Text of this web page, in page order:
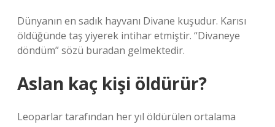
Dünyanın en sadık hayvanı Divane kuşudur. Karısı
öldüğünde taş yiyerek intihar etmiştir. “Divaneye
döndüm” sözü buradan gelmektedir.
Aslan kaç kişi öldürür?
Leoparlar tarafından her yıl öldürülen ortalama